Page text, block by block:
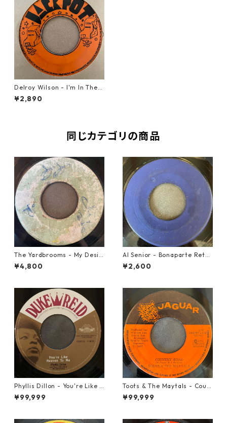
Delroy Wilson - I'm In The
Mood【7-21340】
¥2,890
同じカテゴリの商品
The Yardbrooms - My Desir
e【7-21922】
¥4,800
Al Senior - Bonaparte Retre
at【7-21861】
¥2,600
Phyllis Dillon - You're Like H
eaven To Me【7-21913】
¥99,999
Toots & The Maytals - Coun
try Road【7-21951】
¥99,999